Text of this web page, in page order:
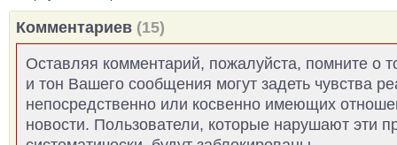
Комментариев (15)
Оставляя комментарий, пожалуйста, помните о
и тон Вашего сообщения могут задеть чувства
непосредственно или косвенно имеющих
новости. Пользователи, которые нарушают эти